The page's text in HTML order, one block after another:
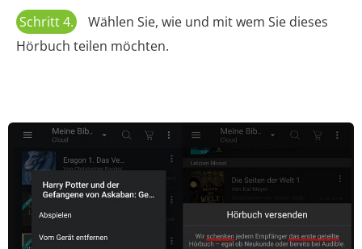
Schritt 4.
Wählen Sie, wie und mit wem Sie dieses
Hörbuch teilen möchten.